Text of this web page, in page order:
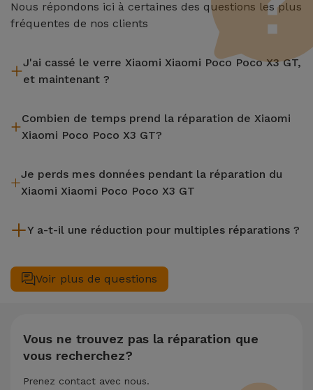
Nous répondons ici à certaines des questions les plus
fréquentes de nos clients
J'ai cassé le verre Xiaomi Xiaomi Poco Poco X3 GT,
et maintenant ?
de 2 ans. Trouvez le magasin le plus proche.
Combien de temps prend la réparation de Xiaomi
Xiaomi Poco Poco X3 GT?
l'écran, sont effectuées en environ 20 à 30 minutes.
Je perds mes données pendant la réparation du
Xiaomi Xiaomi Poco Poco X3 GT
il est toujours recommandé de faire une sauvegarde. La page
des fichiers.
Y a-t-il une réduction pour multiples réparations ?
complète de votre équipement. Si votre Xiaomi Xiaomi Poco
Poco X3 GT nécessite deux ou plusieurs interventions
chère.
Voir plus de questions
Vous ne trouvez pas la réparation que
vous recherchez?
Prenez contact avec nous.